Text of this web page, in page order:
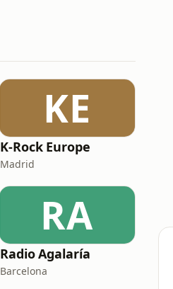
KE
K-Rock Europe
Madrid
RA
Radio Agalaría
Barcelona